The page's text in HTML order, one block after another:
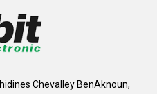
Chevalley BenAknoun,